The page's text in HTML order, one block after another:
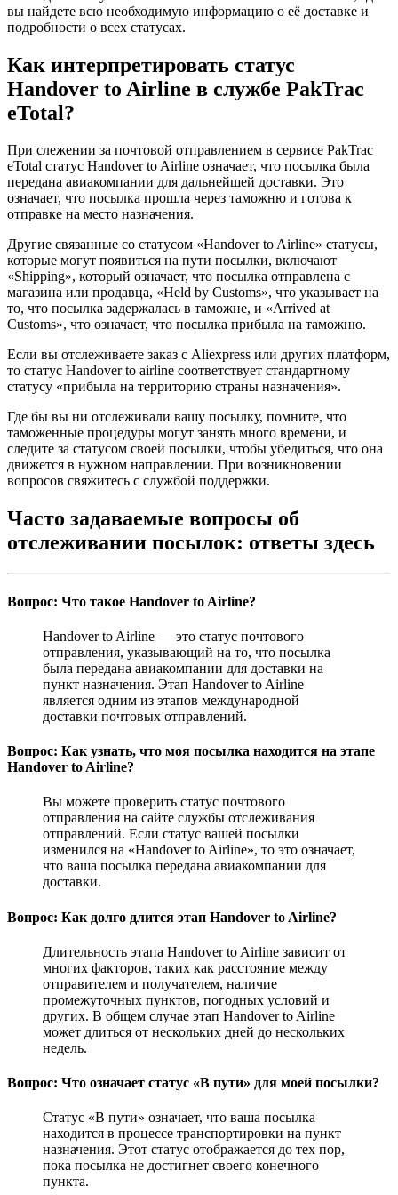
вы найдете всю необходимую информацию о её доставке и
подробности о всех статусах.
Как интерпретировать статус
Handover to Airline в службе PakTrac
eTotal?
При слежении за почтовой отправлением в сервисе PakTrac
eTotal статус Handover to Airline означает, что посылка была
передана авиакомпании для дальнейшей доставки. Это
означает, что посылка прошла через таможню и готова к
отправке на место назначения.
Другие связанные со статусом «Handover to Airline» статусы,
которые могут появиться на пути посылки, включают
«Shipping», который означает, что посылка отправлена с
магазина или продавца, «Held by Customs», что указывает на
то, что посылка задержалась в таможне, и «Arrived at
Customs», что означает, что посылка прибыла на таможню.
Если вы отслеживаете заказ с Aliexpress или других платформ,
то статус Handover to airline соответствует стандартному
статусу «прибыла на территорию страны назначения».
Где бы вы ни отслеживали вашу посылку, помните, что
таможенные процедуры могут занять много времени, и
следите за статусом своей посылки, чтобы убедиться, что она
движется в нужном направлении. При возникновении
вопросов свяжитесь с службой поддержки.
Часто задаваемые вопросы об
отслеживании посылок: ответы здесь
Вопрос: Что такое Handover to Airline?
Handover to Airline — это статус почтового
отправления, указывающий на то, что посылка
была передана авиакомпании для доставки на
пункт назначения. Этап Handover to Airline
является одним из этапов международной
доставки почтовых отправлений.
Вопрос: Как узнать, что моя посылка находится на этапе
Handover to Airline?
Вы можете проверить статус почтового
отправления на сайте службы отслеживания
отправлений. Если статус вашей посылки
изменился на «Handover to Airline», то это означает,
что ваша посылка передана авиакомпании для
доставки.
Вопрос: Как долго длится этап Handover to Airline?
Длительность этапа Handover to Airline зависит от
многих факторов, таких как расстояние между
отправителем и получателем, наличие
промежуточных пунктов, погодных условий и
других. В общем случае этап Handover to Airline
может длиться от нескольких дней до нескольких
недель.
Вопрос: Что означает статус «В пути» для моей посылки?
Статус «В пути» означает, что ваша посылка
находится в процессе транспортировки на пункт
назначения. Этот статус отображается до тех пор,
пока посылка не достигнет своего конечного
пункта.